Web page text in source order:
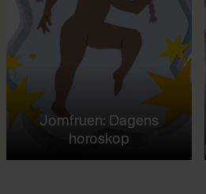
Jomfruen: Dagens
horoskop